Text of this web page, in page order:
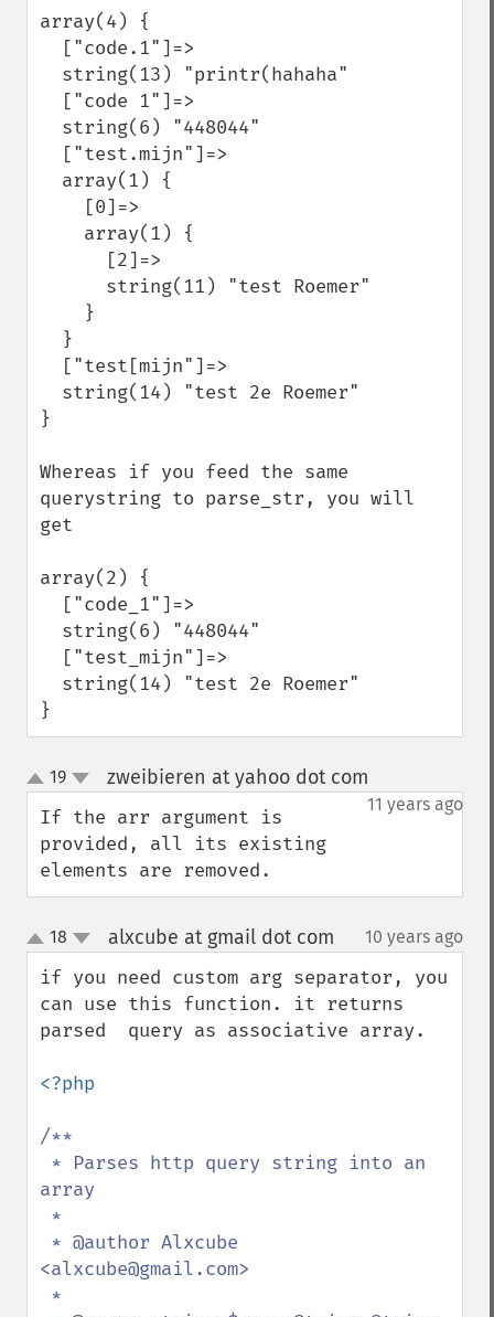
array(4) {
}
Whereas if you feed the same
querystring to parse_str, you will
get
array(2) {
}
up
down
19 zweibieren at yahoo dot com
11 years ago
If the arr argument is
provided, all its existing
elements are removed.
up
down
18 alxcube at gmail dot com 10 years ago
if you need custom arg separator, you
can use this function. it returns
parsed  query as associative array.
<?php
/**
array
<alxcube@gmail.com>